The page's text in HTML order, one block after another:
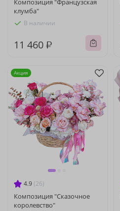
Композиция "Французская
клумба"
В наличии
11 460 ₽
4.9 (26)
Композиция "Сказочное
королевство"
Акция